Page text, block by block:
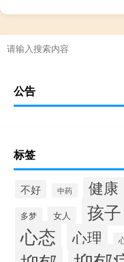
公告
标签
不好 中药 健康
多梦 女人 孩子
心态 心理